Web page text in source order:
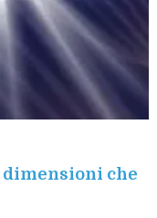
dimensioni che